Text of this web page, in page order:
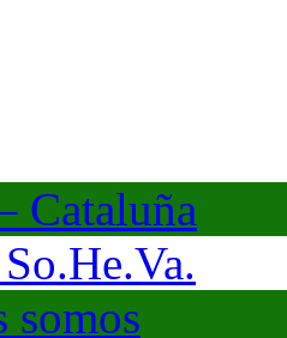
Cataluña
somos